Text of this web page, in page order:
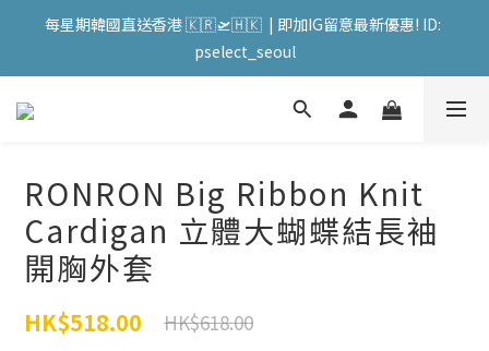
會員購物滿HKD599寄送 順豐站 / 順便智能櫃 免運費! (果汁/韓國
被/直播商品除外) | FACEBOOK: PATC遊走泡菜國
每星期韓國直送香港 🇰🇷🛫🇭🇰  | 即加IG留意最新優惠! ID:
pselect_seoul
會員購物滿HKD599寄送 順豐站 / 順便智能櫃 免運費! (果汁/韓國
RONRON Big Ribbon Knit
Cardigan 立體大蝴蝶結長袖
開胸外套
HK$518.00 HK$618.00